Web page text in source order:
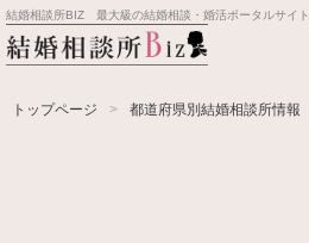
結婚相談所BIZ 最大級の結婚相談・婚活ポータルサイト
トップページ 都道府県別結婚相談所情報